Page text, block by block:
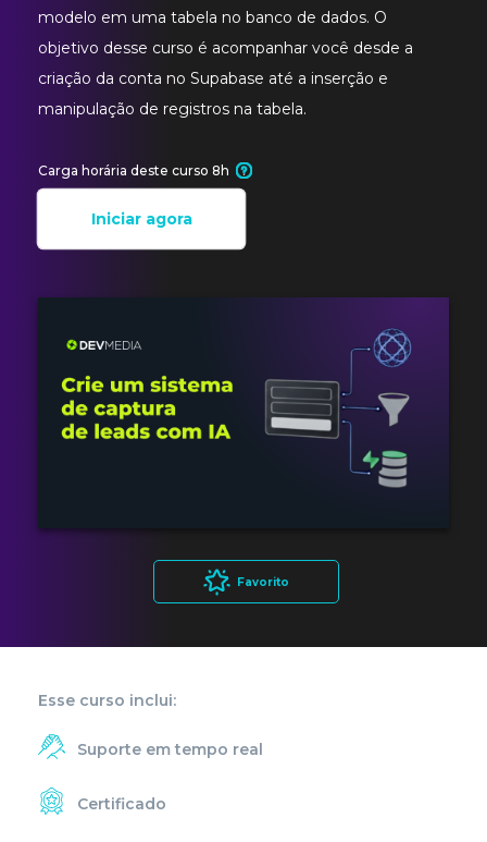
modelo em uma tabela no banco de dados. O
objetivo desse curso é acompanhar você desde a
criação da conta no Supabase até a inserção e
manipulação de registros na tabela.
Iniciar agora
Carga horária deste curso 8h
Favorito
Esse curso inclui:
Suporte em tempo real
Certificado